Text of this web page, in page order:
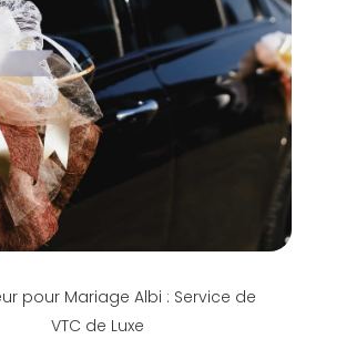
pour Mariage Albi : Service de
VTC de Luxe